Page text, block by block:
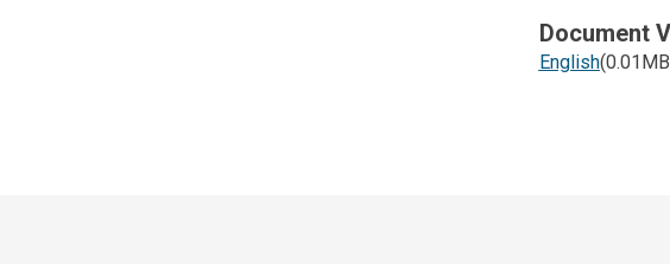
Document
English